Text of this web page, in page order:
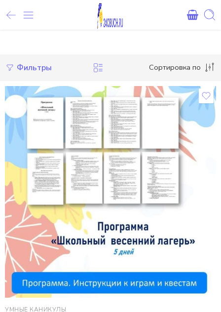
Внимание! При оплате картами Сбербанка, могут
Фильтры Сортировка по
УМНЫЕ КАНИКУЛЫ